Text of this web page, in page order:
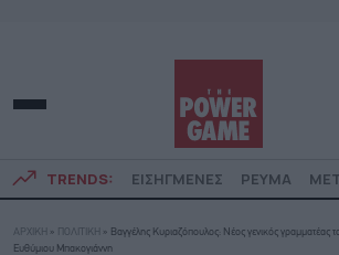
TRENDS: ΕΙΣΗΓΜΕΝΕΣ ΡΕΥΜΑ
ΑΡΧΙΚΗ » ΠΟΛΙΤΙΚΗ » Βαγγέλης Κυριαζόπουλος: Νέος γενικός γραμματέας
Ευθύμιου Μπακογιάννη